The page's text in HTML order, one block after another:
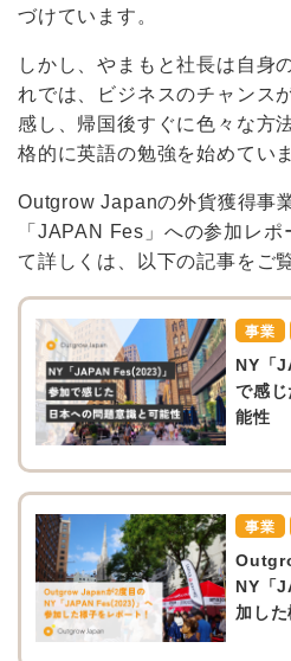
づけています。
しかし、やまもと社長は自身
れでは、ビジネスのチャンス
感し、帰国後すぐに色々な方
格的に英語の勉強を始めていま
Outgrow Japanの外貨獲得事
「JAPAN Fes」への参加レ
て詳しくは、以下の記事をご
事業
NY「
で感
能性
事業
NY「
加した